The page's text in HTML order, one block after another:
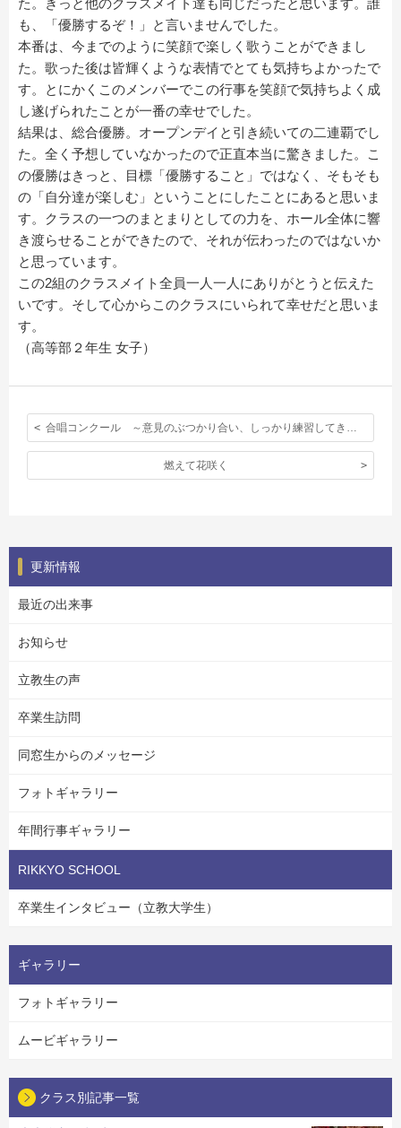
も、「優勝するぞ！」と言いませんでした。
本番は、今までのように笑顔で楽しく歌うことができまし
た。歌った後は皆輝くような表情でとても気持ちよかったで
す。とにかくこのメンバーでこの行事を笑顔で気持ちよく成
し遂げられたことが一番の幸せでした。
結果は、総合優勝。オープンデイと引き続いての二連覇でし
た。全く予想していなかったので正直本当に驚きました。こ
の優勝はきっと、目標「優勝すること」ではなく、そもそも
の「自分達が楽しむ」ということにしたことにあると思いま
す。クラスの一つのまとまりとしての力を、ホール全体に響
き渡らせることができたので、それが伝わったのではないか
と思っています。
この2組のクラスメイト全員一人一人にありがとうと伝えた
いです。そして心からこのクラスにいられて幸せだと思いま
す。
（高等部２年生 女子）
燃えて花咲く
更新情報
最近の出来事
お知らせ
立教生の声
卒業生訪問
同窓生からのメッセージ
フォトギャラリー
年間行事ギャラリー
RIKKYO SCHOOL
卒業生インタビュー（立教大学生）
ギャラリー
フォトギャラリー
ムービギャラリー
クラス別記事一覧